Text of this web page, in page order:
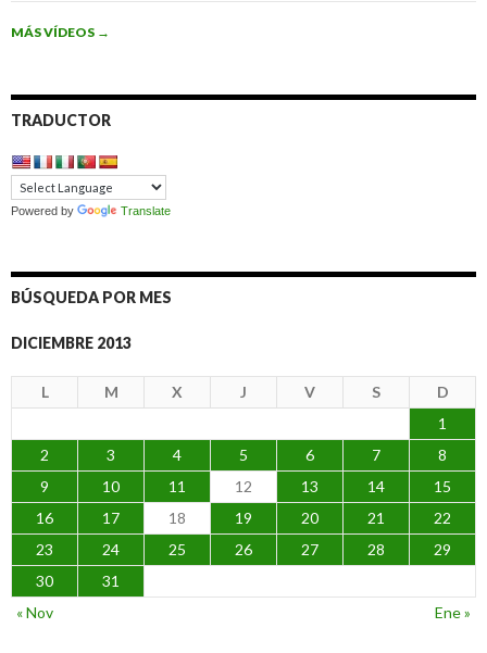
MÁS VÍDEOS →
TRADUCTOR
Powered by Translate
BÚSQUEDA POR MES
DICIEMBRE 2013
L M X J V S
D
1
2
3 4 5 6 7
8
9
10 11 12 13 14
15
16
17 18 19 20 21
22
23
24 25 26 27 28
29
30
31
« Nov
Ene »